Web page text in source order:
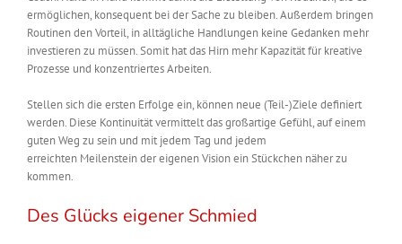
ermöglichen, konsequent bei der Sache zu bleiben. Außerdem bringen
Routinen den Vorteil, in alltägliche Handlungen keine Gedanken mehr
investieren zu müssen. Somit hat das Hirn mehr Kapazität für kreative
Prozesse und konzentriertes Arbeiten.
Stellen sich die ersten Erfolge ein, können neue (Teil-)Ziele definiert
werden. Diese Kontinuität vermittelt das großartige Gefühl, auf einem
guten Weg zu sein und mit jedem Tag und jedem
erreichten Meilensteinder eigenen Vision ein Stückchen näher zu
kommen.
Des Glücks eigener Schmied